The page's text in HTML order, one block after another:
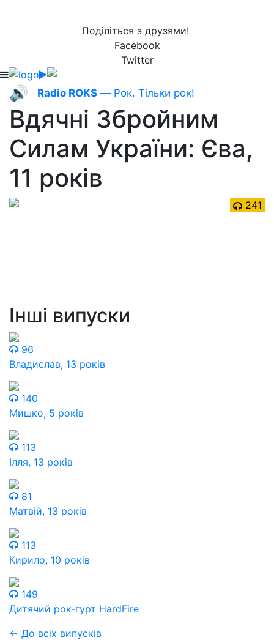
Поділіться з друзями!
Facebook
Twitter
🔊 Radio ROKS — Рок. Тільки рок!
Вдячні Збройним
Силам України: Єва,
11 років
241
Інші випуски
96
Владислав, 13 років
140
Мишко, 5 років
113
Ілля, 13 років
81
Матвій, 13 років
113
Кирило, 10 років
149
Дитячий рок-гурт HardFire
← До всіх випусків